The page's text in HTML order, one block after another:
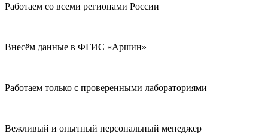
Работаем со всеми регионами России
Внесём данные в ФГИС «Аршин»
Работаем только с проверенными лабораториями
Вежливый и опытный персональный менеджер